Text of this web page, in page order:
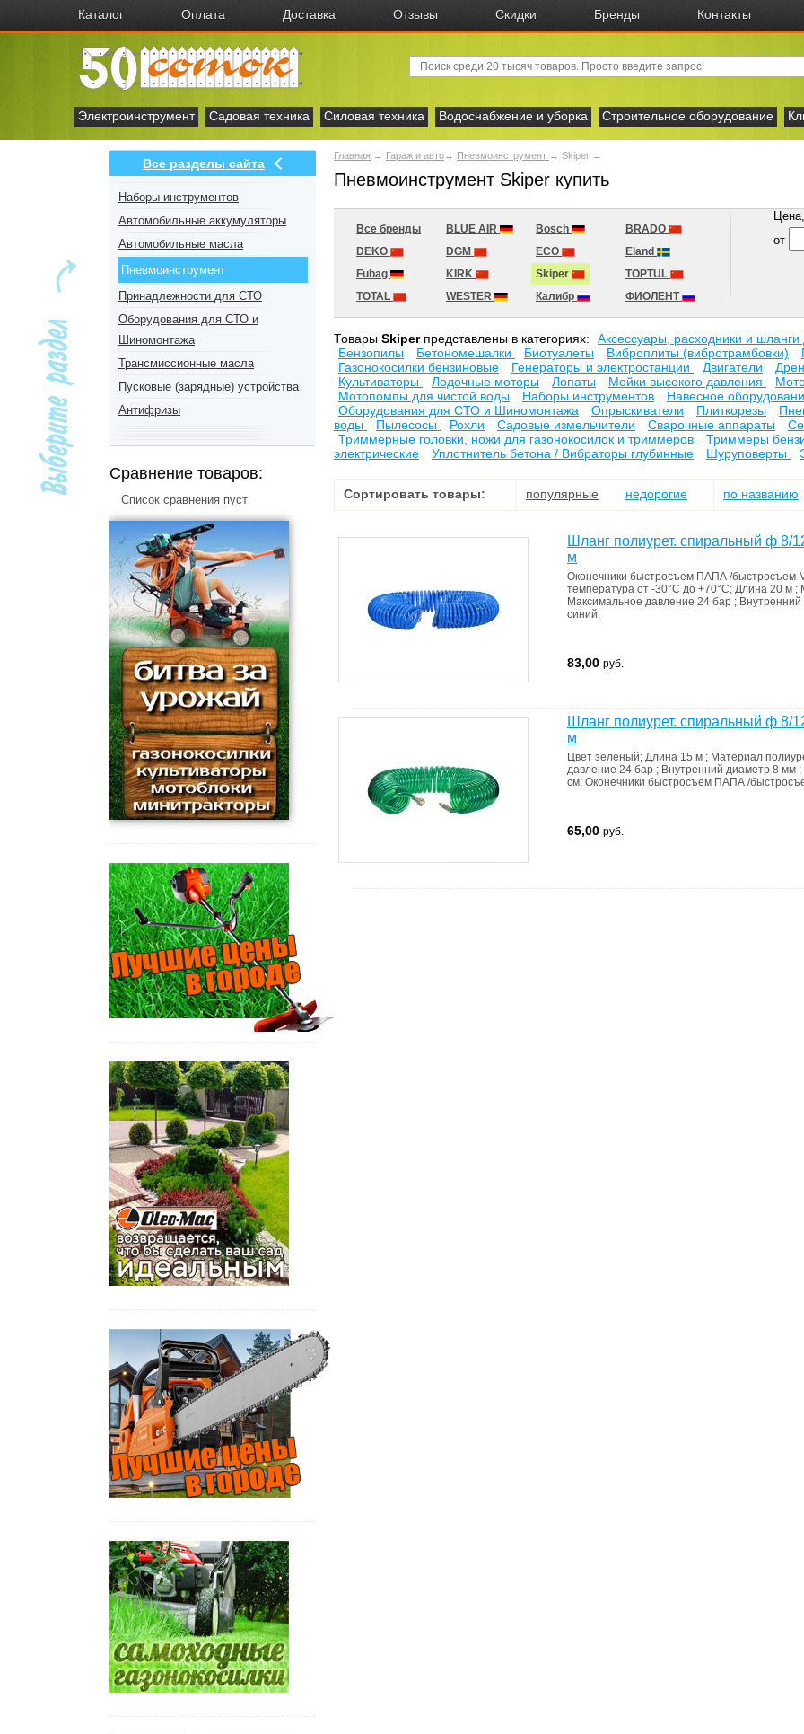
Каталог Оплата Доставка Отзывы Скидки Бренды Контакты
Электроинструмент
Садовая техника Силовая техника Водоснабжение и уборка Строительное оборудование
Все разделы сайта
Наборы инструментов
Автомобильные аккумуляторы
Автомобильные масла
Пневмоинструмент
Принадлежности для СТО
Оборудования для СТО и
Шиномонтажа
Трансмиссионные масла
Пусковые (зарядные) устройства
Антифризы
Сравнение товаров:
Список сравнения пуст
Главная → Гараж и авто→ Пневмоинструмент → Skiper →
Пневмоинструмент Skiper купить
Все бренды BLUE AIR Bosch
BRADO
DEKO
DGM ECO
Eland
Fubag
KIRK Skiper
TOPTUL
TOTAL
WESTER Калибр ФИОЛЕНТ
от
Товары Skiperпредставлены в категориях: Аксесcуары, расходники и
Бензопилы
Бетономешалки Биотуалеты Виброплиты (вибротрамбовки)
Газонокосилки бензиновые
Генераторы и электростанции Двигатели
Культиваторы
Лодочные моторы Лопаты Мойки высокого давления
Мотопомпы для чистой воды
Наборы инструментов Навесное
Оборудования для СТО и Шиномонтажа
Опрыскиватели Плиткорезы
воды
Пылесосы Рохли Садовые измельчители Сварочные аппараты
Триммерные головки, ножи для газонокосилок и триммеров
Триммеры
электрические
Уплотнитель бетона / Вибраторы глубинные Шуруповерты
Сортировать товары: популярные недорогие по названию
Шланг полиурет. спиральный ф 8/
м
Оконечники быстросъем ПАПА /быстросъем
температура от -30°С до +70°С; Длина 20 м ;
Максимальное давление 24 бар ;
синий;
83,00 руб.
Шланг полиурет. спиральный ф 8/
м
Цвет зеленый; Длина 15 м ; Материал
давление 24 бар ; Внутренний диаметр 8 мм ;
см; Оконечники быстросъем ПАПА /
65,00 руб.